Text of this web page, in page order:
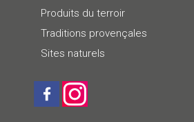
Produits du terroir
Traditions provençales
Sites naturels